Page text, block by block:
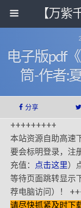
电子版pdf
筒-作者:
分享
+++++++++
本站资源自助高速
要会标明登录，注
充值：
点击这里）
等待页面跳转显示
荐电脑访问）！
请尽快抓紧及时下